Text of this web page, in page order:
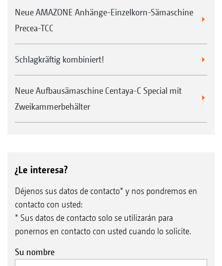
Neue AMAZONE Anhänge-Einzelkorn-Sämaschine
Precea-TCC
Schlagkräftig kombiniert!
Neue Aufbausämaschine Centaya-C Special mit
Zweikammerbehälter
¿Le interesa?
Déjenos sus datos de contacto* y nos pondremos en
contacto con usted:
* Sus datos de contacto solo se utilizarán para
ponernos en contacto con usted cuando lo solicite.
Su nombre